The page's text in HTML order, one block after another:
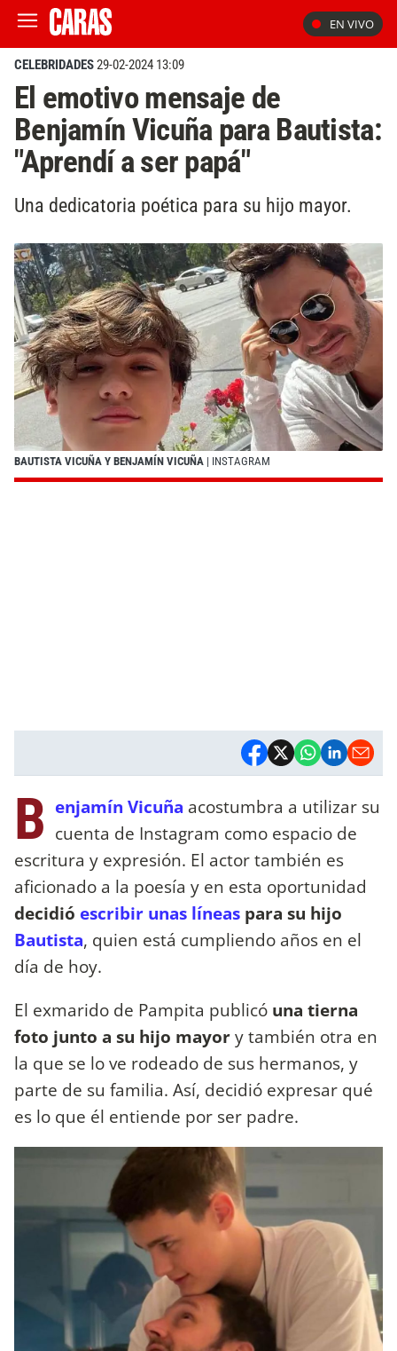
EN VIVO
CELEBRIDADES29-02-2024 13:09
El emotivo mensaje de
Benjamín Vicuña para Bautista:
"Aprendí a ser papá"
Una dedicatoria poética para su hijo mayor.
BAUTISTA VICUÑA Y BENJAMÍN VICUÑA | INSTAGRAM
B enjamín Vicuña acostumbra a utilizar su
cuenta de Instagram como espacio de
escritura y expresión. El actor también es
aficionado a la poesía y en esta oportunidad
decidió escribir unas líneas para su hijo
Bautista, quien está cumpliendo años en el
día de hoy.
El exmarido de Pampita publicó una tierna
foto junto a su hijo mayory también otra en
la que se lo ve rodeado de sus hermanos, y
parte de su familia. Así, decidió expresar qué
es lo que él entiende por ser padre.